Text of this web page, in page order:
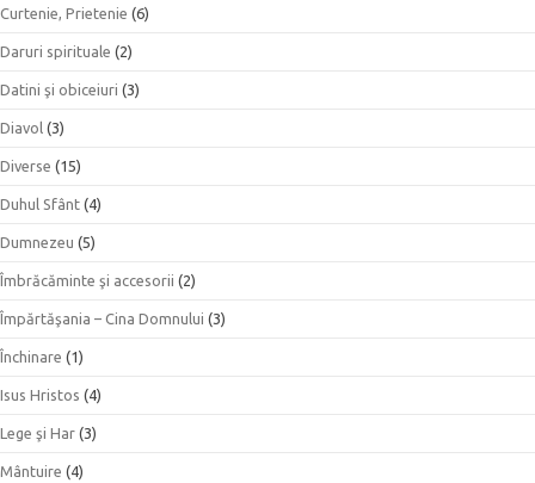
Curtenie, Prietenie (6)
Daruri spirituale (2)
Datini şi obiceiuri (3)
Diavol (3)
Diverse (15)
Duhul Sfânt (4)
Dumnezeu (5)
Îmbrăcăminte şi accesorii (2)
Împărtăşania – Cina Domnului (3)
Închinare (1)
Isus Hristos (4)
Lege şi Har (3)
Mântuire (4)